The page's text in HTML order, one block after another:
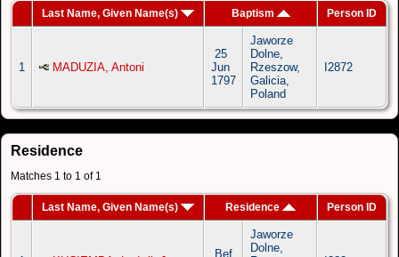
Last Name, Given Name(s) Baptism Person ID
1 MADUZIA, Antoni
25
Jun
1797
Jaworze
Dolne,
Rzeszow,
Galicia,
Poland
I2872
Residence
Matches 1 to 1 of 1
Last Name, Given Name(s) Residence Person ID
Bef
Jaworze
Dolne,